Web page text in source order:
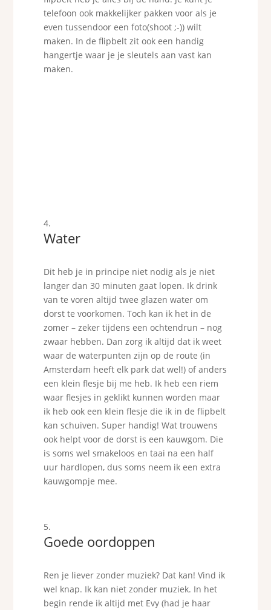
telefoon ook makkelijker pakken voor als je
even tussendoor een foto(shoot ;-)) wilt
maken. In de flipbelt zit ook een handig
hangertje waar je je sleutels aan vast kan
maken.
Water
Dit heb je in principe niet nodig als je niet
langer dan 30 minuten gaat lopen. Ik drink
van te voren altijd twee glazen water om
dorst te voorkomen. Toch kan ik het in de
zomer – zeker tijdens een ochtendrun – nog
zwaar hebben. Dan zorg ik altijd dat ik weet
waar de waterpunten zijn op de route (in
Amsterdam heeft elk park dat wel!) of anders
een klein flesje bij me heb. Ik heb een riem
waar flesjes in geklikt kunnen worden maar
ik heb ook een klein flesje die ik in de flipbelt
kan schuiven. Super handig! Wat trouwens
ook helpt voor de dorst is een kauwgom. Die
is soms wel smakeloos en taai na een half
uur hardlopen, dus soms neem ik een extra
kauwgompje mee.
Goede oordoppen
Ren je liever zonder muziek? Dat kan! Vind ik
wel knap. Ik kan niet zonder muziek. In het
begin rende ik altijd met Evy (had je haar